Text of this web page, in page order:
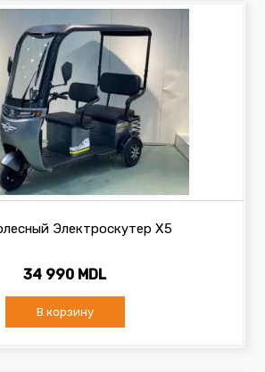
Электроскутер X5
34 990 MDL
В корзину